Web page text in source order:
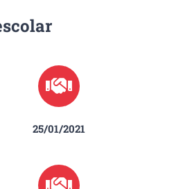
25/01/2021